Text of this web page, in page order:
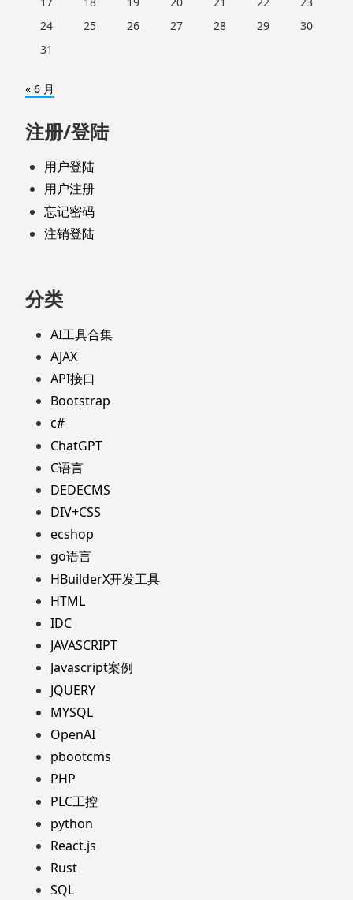
24
25 26 27 28 29
30
31
« 6 月
注册/登陆
用户登陆
用户注册
忘记密码
注销登陆
分类
AI工具合集
AJAX
API接口
Bootstrap
c#
ChatGPT
C语言
DEDECMS
DIV+CSS
ecshop
go语言
HBuilderX开发工具
HTML
IDC
JAVASCRIPT
Javascript案例
JQUERY
MYSQL
OpenAI
pbootcms
PHP
PLC工控
python
React.js
Rust
SQL